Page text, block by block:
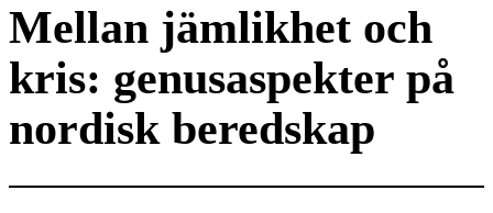
Mellan jämlikhet och
kris: genusaspekter på
nordisk beredskap